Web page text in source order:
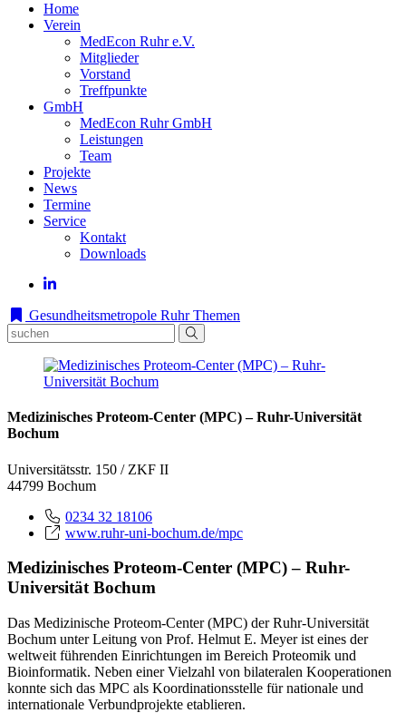
Home
Verein
MedEcon Ruhr e.V.
Mitglieder
Vorstand
Treffpunkte
GmbH
MedEcon Ruhr GmbH
Leistungen
Team
Projekte
News
Termine
Service
Kontakt
Downloads
Gesundheitsmetropole Ruhr Themen
Medizinisches Proteom-Center (MPC) – Ruhr-Universität
Bochum
Universitätsstr. 150 / ZKF II
44799 Bochum
0234 32 18106
www.ruhr-uni-bochum.de/mpc
Medizinisches Proteom-Center (MPC) – Ruhr-
Universität Bochum
Das Medizinische Proteom-Center (MPC) der Ruhr-Universität
Bochum unter Leitung von Prof. Helmut E. Meyer ist eines der
weltweit führenden Einrichtungen im Bereich Proteomik und
Bioinformatik. Neben einer Vielzahl von bilateralen Kooperationen
konnte sich das MPC als Koordinationsstelle für nationale und
internationale Verbundprojekte etablieren.